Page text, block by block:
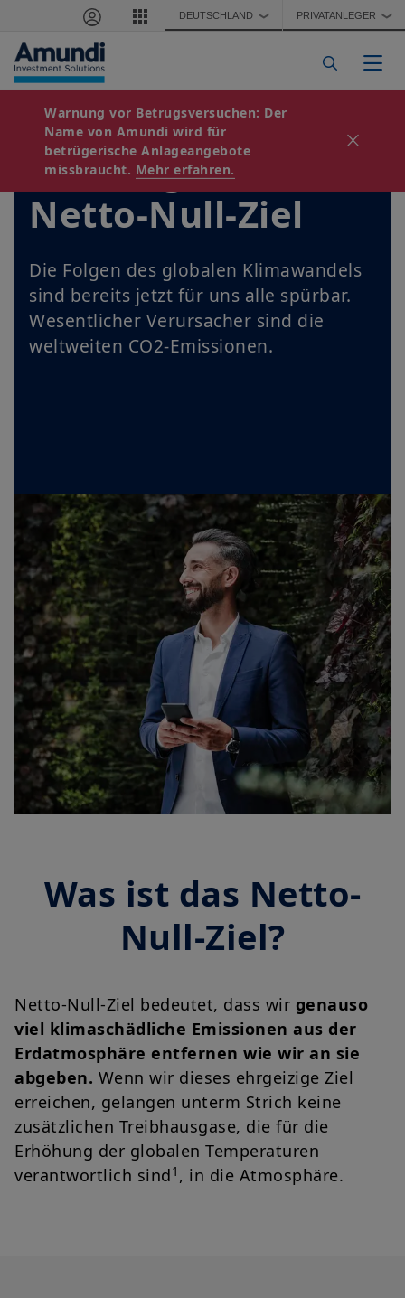
Direkt zum Inhalt DEUTSCHLAND ❯ PRIVATANLEGER ❯
Warnung vor Betrugsversuchen: Der
Name von Amundi wird für
betrügerische Anlageangebote
missbraucht. Mehr erfahren.
Der Weg zum
Netto-Null-Ziel
Die Folgen des globalen Klimawandels
sind bereits jetzt für uns alle spürbar.
Wesentlicher Verursacher sind die
weltweiten CO2-Emissionen.
Was ist das Netto-
Null-Ziel?
Netto-Null-Ziel bedeutet, dass wir genauso
viel klimaschädliche Emissionen aus der
Erdatmosphäre entfernen wie wir an sie
abgeben. Wenn wir dieses ehrgeizige Ziel
erreichen, gelangen unterm Strich keine
zusätzlichen Treibhausgase, die für die
Erhöhung der globalen Temperaturen
verantwortlich sind1 , in die Atmosphäre.